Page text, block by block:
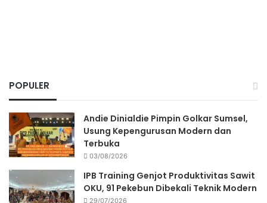
POPULER
Andie Dinialdie Pimpin Golkar Sumsel,
Usung Kepengurusan Modern dan
Terbuka
03/08/2026
IPB Training Genjot Produktivitas Sawit
OKU, 91 Pekebun Dibekali Teknik Modern
29/07/2026